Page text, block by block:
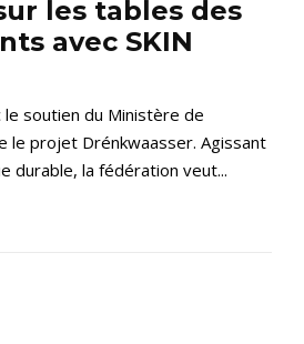
les tables des
avec SKIN
le soutien du Ministère de
le projet Drénkwaasser. Agissant
durable, la fédération veut...